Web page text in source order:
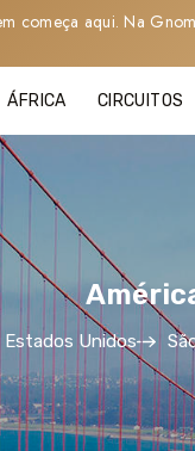
começa aqui. Na
ÁFRICA CIRCUITOS
Estados Unidos